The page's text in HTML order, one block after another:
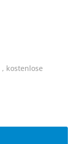
, kostenlose